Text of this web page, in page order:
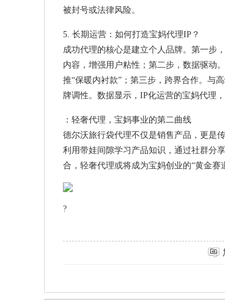
被封号或法律风险。
5. 长期运营：如何打造宝妈代理IP？
成功代理的核心是建立个人品牌。第一步
内容，增强用户粘性；第二步，数据驱动
推“保暖内衬款”；第三步，跨界合作。与
牌调性。数据显示，IP化运营的宝妈代理
：轻奢代理，宝妈事业的第二曲线
德尔沃旅行袋代理不仅是销售产品，更是
利用带娃间隙学习产品知识，通过社群分
合，轻奢代理或将成为宝妈创业的“黄金赛
?